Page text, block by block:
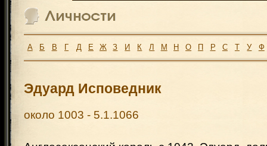
А Б В Г Д Е Ж З И К Л М Н О П Р С Т У Ф
Эдуард Исповедник
около 1003 - 5.1.1066